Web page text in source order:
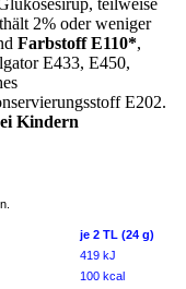
teilweise
2% oder weniger
Farbstoff E110*,
E433, E450,
E202.
Kindern
je 2 TL (24 g)
419 kJ
100 kcal